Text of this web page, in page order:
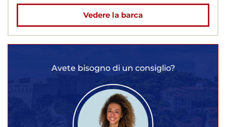
Vedere la barca
Avete bisogno di un consiglio?